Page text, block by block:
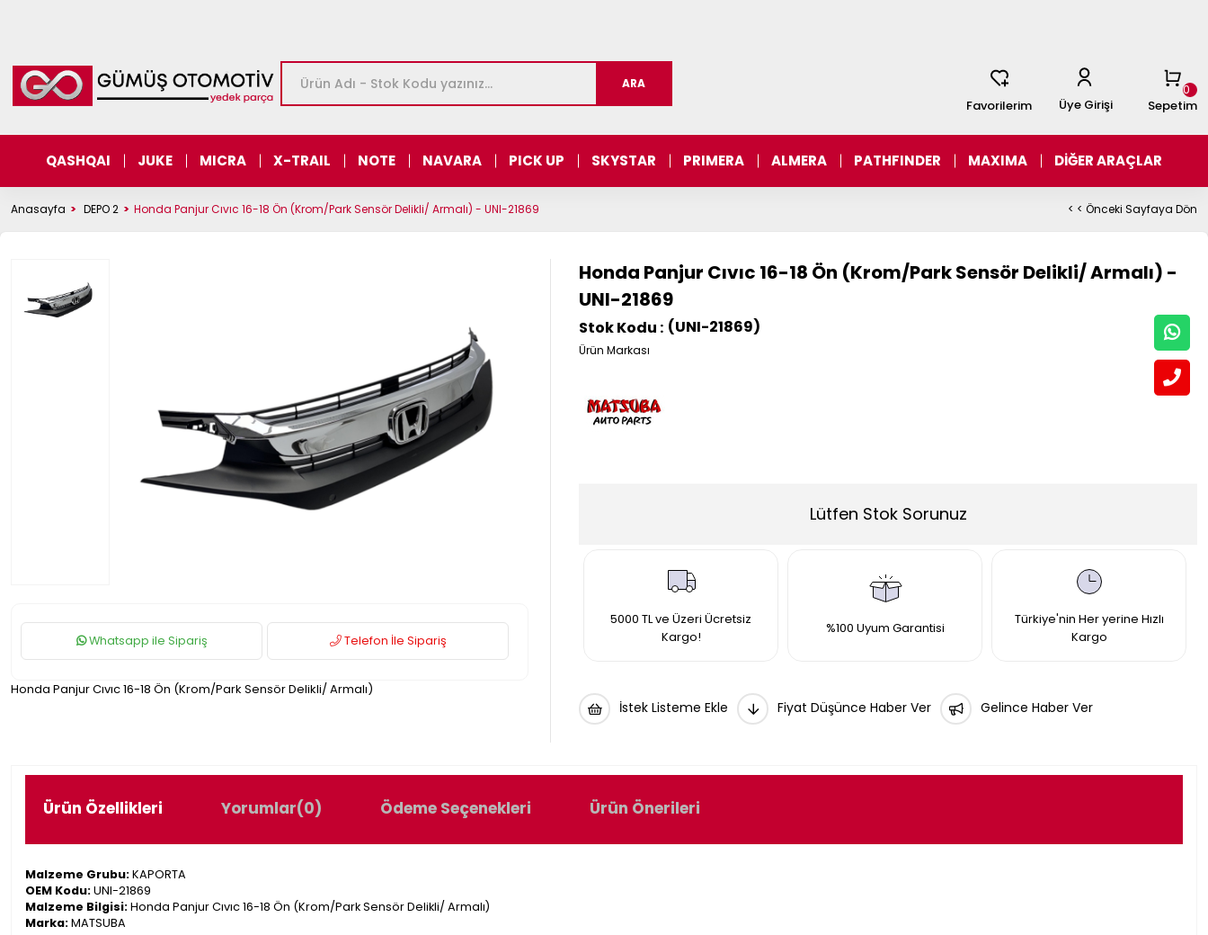
Sepetim
0
Favorilerim
Üye Girişi
QASHQAI JUKE MICRA X-TRAIL NOTE NAVARA PICK UP SKYSTAR PRIMERA ALMERA PATHFINDER MAXIMA DİĞER ARAÇLAR
Anasayfa DEPO 2 Honda Panjur Cıvıc 16-18 Ön (Krom/Park Sensör Delikli/ Armalı) - UNI-21869 < < Önceki Sayfaya Dön
Whatsapp ile Sipariş Telefon İle Sipariş
Honda Panjur Cıvıc 16-18 Ön (Krom/Park Sensör Delikli/ Armalı)
Honda Panjur Cıvıc 16-18 Ön (Krom/Park Sensör Delikli/ Armalı) -
UNI-21869
(UNI-21869)
Lütfen Stok Sorunuz
5000 TL ve Üzeri Ücretsiz
Kargo!
%100 Uyum Garantisi
Türkiye'nin Her yerine Hızlı
Kargo
İstek Listeme Ekle Fiyat Düşünce Haber Ver Gelince Haber Ver
Ürün Özellikleri Yorumlar(0) Ödeme Seçenekleri Ürün Önerileri
Malzeme Grubu:KAPORTA
OEM Kodu:UNI-21869
Malzeme Bilgisi:Honda Panjur Cıvıc 16-18 Ön (Krom/Park Sensör Delikli/ Armalı)
Marka:MATSUBA